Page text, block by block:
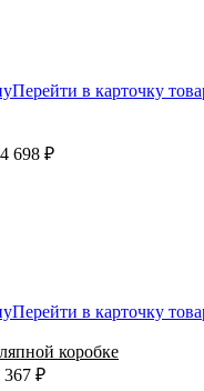
Перейти в карточку
698 ₽
Перейти в карточку
коробке
₽